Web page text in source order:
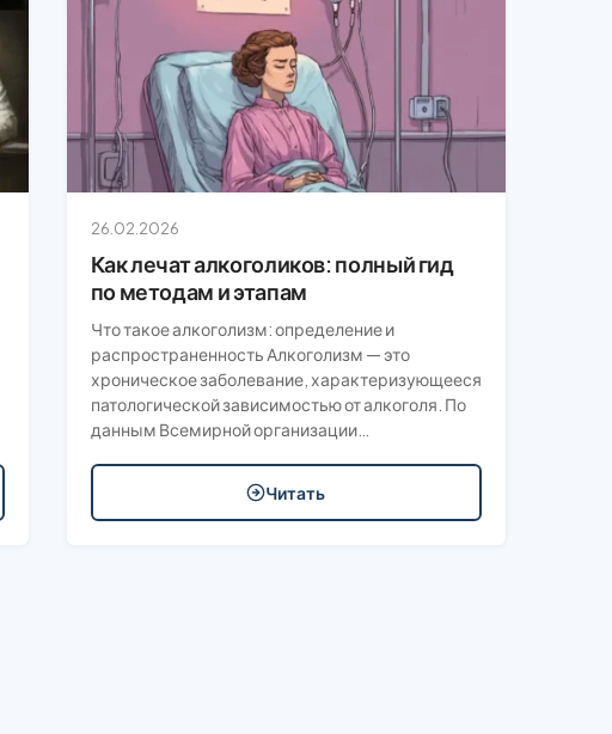
26.02.2026
Как лечат алкоголиков: полный гид
по методам и этапам
Что такое алкоголизм: определение и
распространенность Алкоголизм — это
хроническое заболевание, характеризующееся
патологической зависимостью от алкоголя. По
данным Всемирной организации…
Читать